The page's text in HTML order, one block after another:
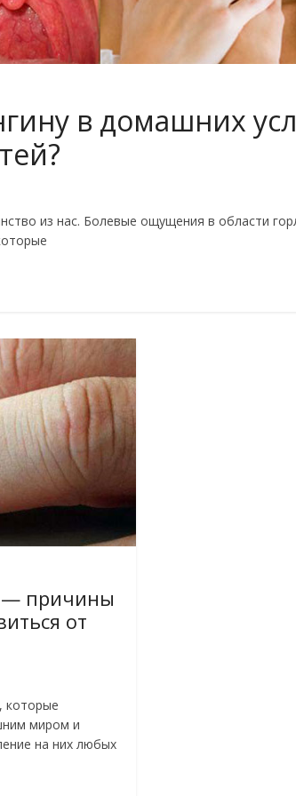
в домашних
из нас. Болевые ощущения в области
— причины
от
которые
миром и
на них любых